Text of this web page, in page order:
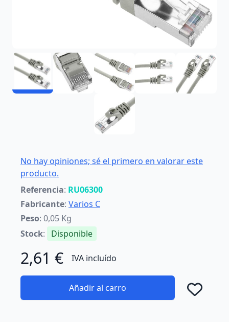
No hay opiniones; sé el primero en valorar este
producto.
Referencia: RU06300
Fabricante: Varios C
Peso: 0,05 Kg
Stock: Disponible
2,61 € IVA incluído
Añadir al carro